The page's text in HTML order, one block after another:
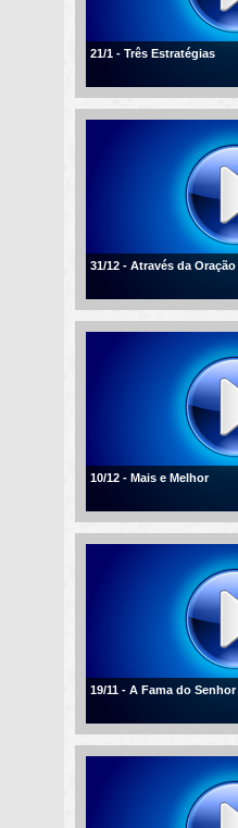
21/1 - Três Estratégias
31/12 - Através da Oração
10/12 - Mais e Melhor
19/11 - A Fama do Senhor